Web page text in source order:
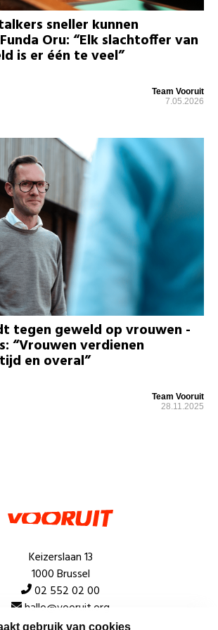
gebruik van cookies
sneller kunnen
Oru: “Elk slachtoffer van
is er één te veel”
Team Vooruit
7.05.2026
tegen geweld op vrouwen -
“Vrouwen verdienen
en overal”
Team Vooruit
28.11.2025
Keizerslaan 13
1000 Brussel
02 552 02 00
hallo@vooruit.org